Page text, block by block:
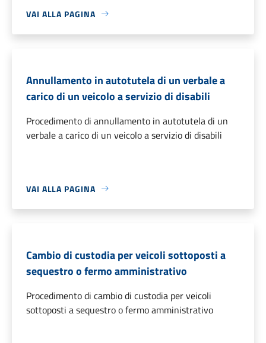
VAI ALLA PAGINA
Annullamento in autotutela di un verbale a
carico di un veicolo a servizio di disabili
Procedimento di annullamento in autotutela di un
verbale a carico di un veicolo a servizio di disabili
VAI ALLA PAGINA
Cambio di custodia per veicoli sottoposti a
sequestro o fermo amministrativo
Procedimento di cambio di custodia per veicoli
sottoposti a sequestro o fermo amministrativo